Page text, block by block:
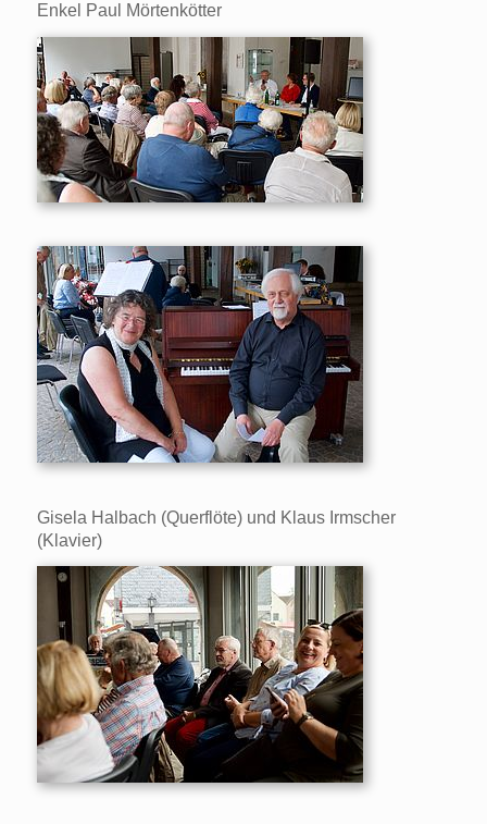
Enkel Paul Mörtenkötter
Gisela Halbach (Querflöte) und Klaus Irmscher
(Klavier)